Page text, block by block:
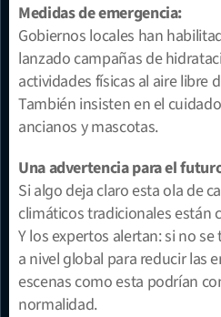
Medidas de emergencia:
Gobiernos locales han
lanzado campañas de
actividades físicas al aire libre
También insisten en el
ancianos y mascotas.
Una advertencia para el
Si algo deja claro esta ola de
climáticos tradicionales están
Y los expertos alertan: si no
a nivel global para reducir las
escenas como esta podrían
normalidad.